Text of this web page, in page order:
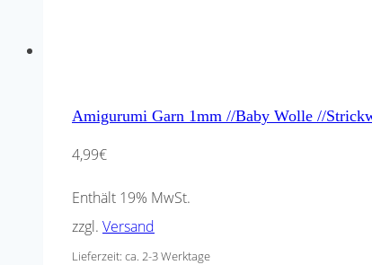
Amigurumi Garn 1mm //Baby Wolle //
4,99€
Enthält 19% MwSt.
zzgl. Versand
Lieferzeit: ca. 2-3 Werktage